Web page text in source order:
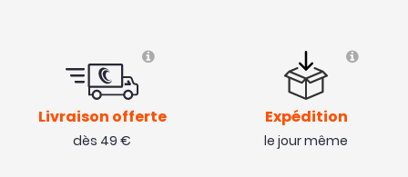
Livraison offerte
dès 49 €
Expédition
le jour même